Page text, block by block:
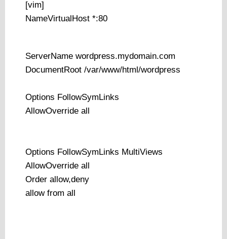
[vim]
NameVirtualHost *:80
ServerName wordpress.mydomain.com
DocumentRoot /var/www/html/wordpress
Options FollowSymLinks
AllowOverride all
Options FollowSymLinks MultiViews
AllowOverride all
Order allow,deny
allow from all